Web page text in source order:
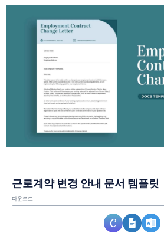
근로계약 변경 안내 문서 템플릿
다운로드